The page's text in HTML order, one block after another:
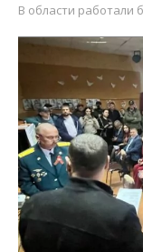
В области работали